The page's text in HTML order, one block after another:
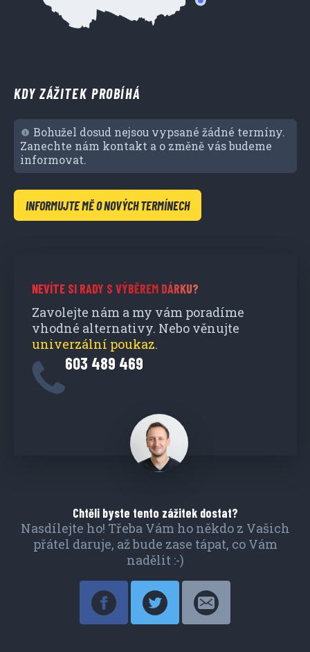
KDY ZÁŽITEK PROBÍHÁ
Bohužel dosud nejsou vypsané žádné termíny.
Zanechte nám kontakt a o změně vás budeme
informovat.
INFORMUJTE MĚ O NOVÝCH TERMÍNECH
NEVÍTE SI RADY S VÝBĚREM DÁRKU?
Zavolejte nám a my vám poradíme
vhodné alternativy. Nebo věnujte
univerzální poukaz.
603 489 469
Chtěli byste tento zážitek dostat?
Nasdílejte ho! Třeba Vám ho někdo z Vašich
přátel daruje, až bude zase tápat, co Vám
nadělit :-)